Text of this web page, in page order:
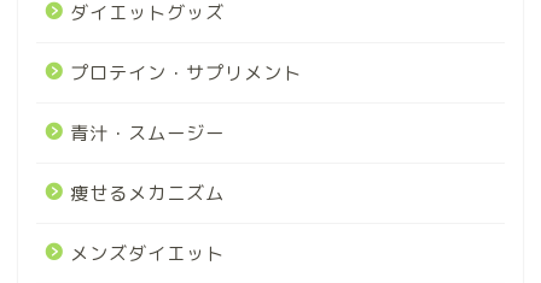
ダイエットグッズ
プロテイン・サプリメント
青汁・スムージー
痩せるメカニズム
メンズダイエット